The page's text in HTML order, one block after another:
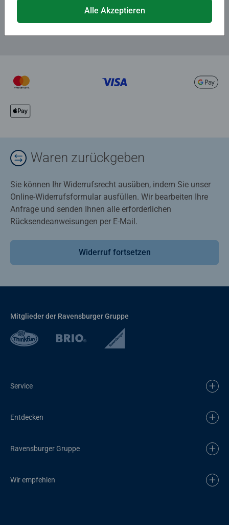
Waren zurückgeben
Sie können Ihr Widerrufsrecht ausüben, indem Sie unser
Online-Widerrufsformular ausfüllen. Wir bearbeiten Ihre
Anfrage und senden Ihnen alle erforderlichen
Rücksendeanweisungen per E-Mail.
Widerruf fortsetzen
Mitglieder der Ravensburger Gruppe
Service
Entdecken
Ravensburger Gruppe
Wir empfehlen
Alle Akzeptieren